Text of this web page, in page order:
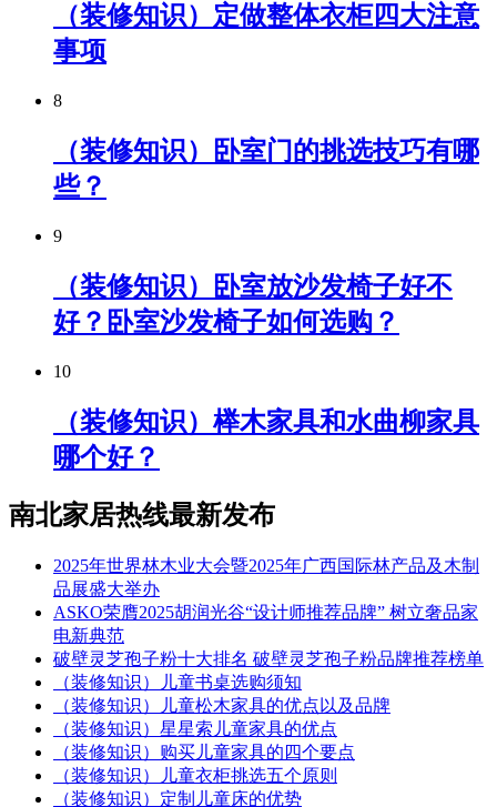
（装修知识）定做整体衣柜四大注意
事项
8
（装修知识）卧室门的挑选技巧有哪
些？
9
（装修知识）卧室放沙发椅子好不
好？卧室沙发椅子如何选购？
10
（装修知识）榉木家具和水曲柳家具
哪个好？
南北家居热线最新发布
2025年世界林木业大会暨2025年广西国际林产品及木制
品展盛大举办
ASKO荣膺2025胡润光谷“设计师推荐品牌” 树立奢品家
电新典范
破壁灵芝孢子粉十大排名 破壁灵芝孢子粉品牌推荐榜单
（装修知识）儿童书桌选购须知
（装修知识）儿童松木家具的优点以及品牌
（装修知识）星星索儿童家具的优点
（装修知识）购买儿童家具的四个要点
（装修知识）儿童衣柜挑选五个原则
（装修知识）定制儿童床的优势